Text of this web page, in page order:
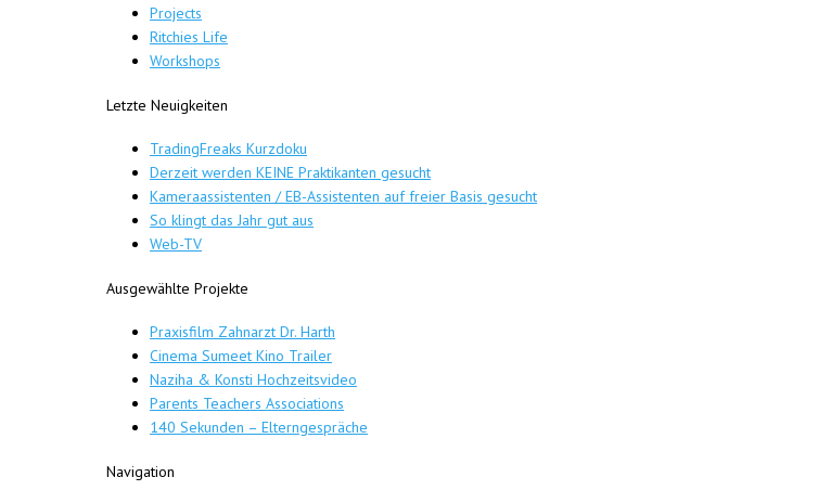
Projects
Ritchies Life
Workshops
Letzte Neuigkeiten
TradingFreaks Kurzdoku
Derzeit werden KEINE Praktikanten gesucht
Kameraassistenten / EB-Assistenten auf freier Basis gesucht
So klingt das Jahr gut aus
Web-TV
Ausgewählte Projekte
Praxisfilm Zahnarzt Dr. Harth
Cinema Sumeet Kino Trailer
Naziha & Konsti Hochzeitsvideo
Parents Teachers Associations
140 Sekunden – Elterngespräche
Navigation